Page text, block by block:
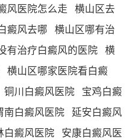
风医院怎么走 横山区去
癜风去哪 横山区哪有治
有治疗白癜风的医院 横
横山区哪家医院看白癜
铜川白癜风医院 宝鸡白癜
南白癜风医院 延安白癜风
白癜风医院 安康白癜风医